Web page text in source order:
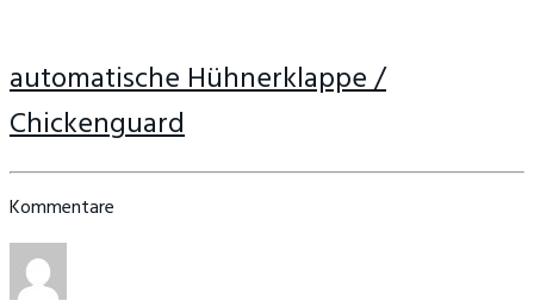
automatische Hühnerklappe /
Chickenguard
Kommentare